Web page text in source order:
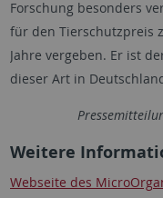
Forschung besonders
für den Tierschutzpreis
Jahre vergeben. Er ist
dieser Art in
Weitere
Webseite des